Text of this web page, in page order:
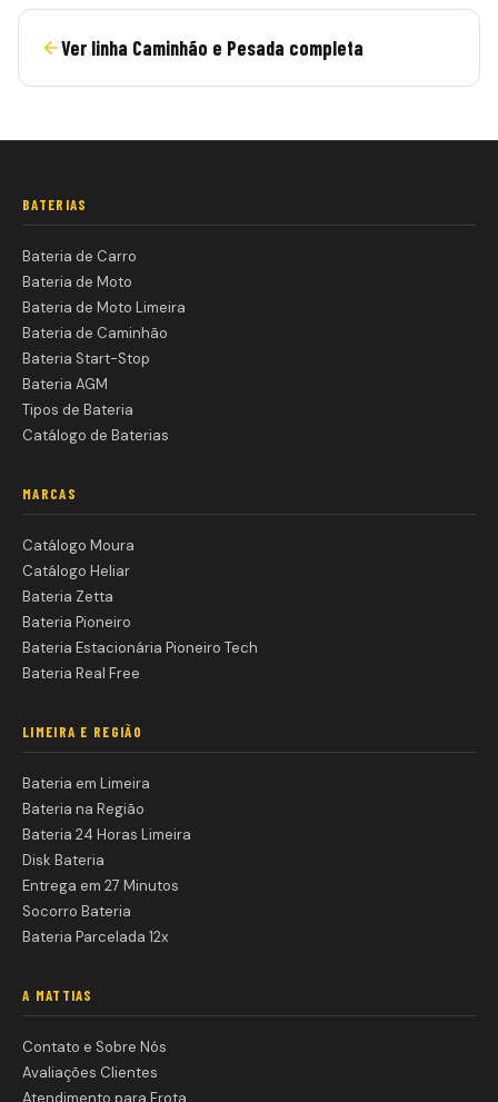
Ver linha Caminhão e Pesada completa
BATERIAS
Bateria de Carro
Bateria de Moto
Bateria de Moto Limeira
Bateria de Caminhão
Bateria Start-Stop
Bateria AGM
Tipos de Bateria
Catálogo de Baterias
MARCAS
Catálogo Moura
Catálogo Heliar
Bateria Zetta
Bateria Pioneiro
Bateria Estacionária Pioneiro Tech
Bateria Real Free
LIMEIRA E REGIÃO
Bateria em Limeira
Bateria na Região
Bateria 24 Horas Limeira
Disk Bateria
Entrega em 27 Minutos
Socorro Bateria
Bateria Parcelada 12x
A MATTIAS
Contato e Sobre Nós
Avaliações Clientes
Atendimento para Frota